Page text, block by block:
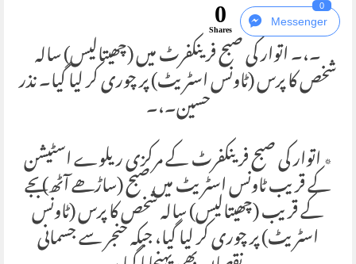
Messenger
0
0
Shares
۔،۔ اتوار کی صبح فرینکفرٹ میں (چھیتالیس) سالہ
شخص کا پرس (ٹاونس اسٹریٹ) پر چوری کر لیا گیا۔ نذر
حسین۔،۔
٭ اتوار کی صبح فرینکفرٹ کے مرکزی ریلوے اسٹیشن
کے قریب ٹاونس اسٹریٹ میں صبح (ساڑھے آٹھ) بجے
کے قریب (چھیتالیس) سالہ شخص کا پرس (ٹاونس
اسٹریٹ) پر چوری کر لیا گیا، جبکہ خنجر سے جسمانی